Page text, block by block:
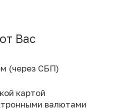
Вас
(через СБП)
картой
валютами